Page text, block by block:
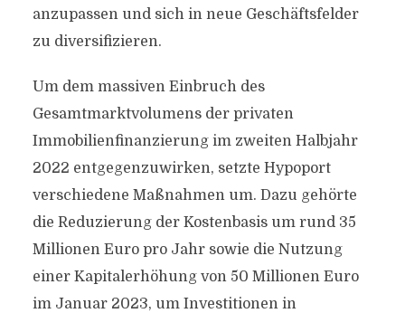
anzupassen und sich in neue Geschäftsfelder
zu diversifizieren.
Um dem massiven Einbruch des
Gesamtmarktvolumens der privaten
Immobilienfinanzierung im zweiten Halbjahr
2022 entgegenzuwirken, setzte Hypoport
verschiedene Maßnahmen um. Dazu gehörte
die Reduzierung der Kostenbasis um rund 35
Millionen Euro pro Jahr sowie die Nutzung
einer Kapitalerhöhung von 50 Millionen Euro
im Januar 2023, um Investitionen in